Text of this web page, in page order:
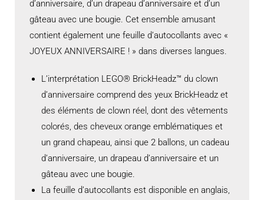
d’anniversaire, d’un drapeau d’anniversaire et d’un
gâteau avec une bougie. Cet ensemble amusant
contient également une feuille d’autocollants avec «
JOYEUX ANNIVERSAIRE ! » dans diverses langues.
L’interprétation LEGO® BrickHeadz™ du clown
d’anniversaire comprend des yeux BrickHeadz et
des éléments de clown réel, dont des vêtements
colorés, des cheveux orange emblématiques et
un grand chapeau, ainsi que 2 ballons, un cadeau
d’anniversaire, un drapeau d’anniversaire et un
gâteau avec une bougie.
La feuille d’autocollants est disponible en anglais,